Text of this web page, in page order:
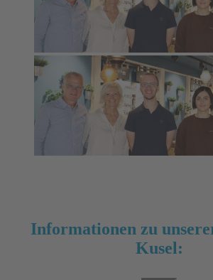
Informationen zu
Kusel: